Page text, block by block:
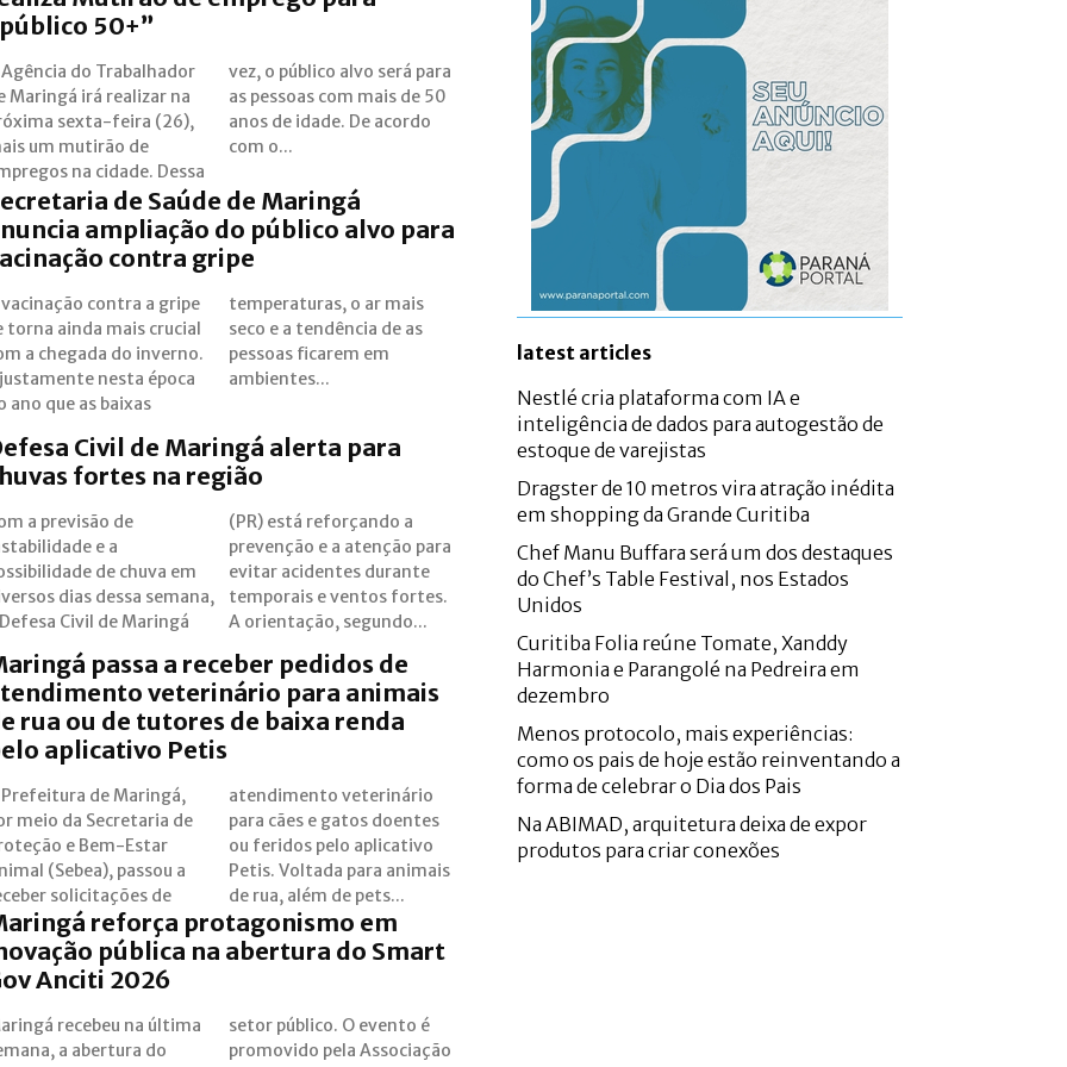
50+”
Maringá irá realizar na
sexta-feira (26),
um mutirão de
na cidade. Dessa
pessoas com mais de 50
de idade. De acordo
com o...
de Saúde de Maringá
ampliação do público alvo para
contra gripe
contra a gripe
torna ainda mais crucial
a chegada do inverno.
justamente nesta época
ano que as baixas
o ar mais
e a tendência de as
ficarem em
ambientes...
Civil de Maringá alerta para
fortes na região
a previsão de
e a
de chuva em
dias dessa semana,
Civil de Maringá
está reforçando a
e a atenção para
acidentes durante
e ventos fortes.
A orientação, segundo...
passa a receber pedidos de
veterinário para animais
rua ou de tutores de baixa renda
aplicativo Petis
Prefeitura de Maringá,
meio da Secretaria de
e Bem-Estar
(Sebea), passou a
solicitações de
veterinário
cães e gatos doentes
feridos pelo aplicativo
Voltada para animais
de rua, além de pets...
reforça protagonismo em
pública na abertura do Smart
Anciti 2026
recebeu na última
a abertura do
público. O evento é
pela Associação
latest articles
Nestlé cria plataforma com IA e
inteligência de dados para autogestão de
estoque de varejistas
Dragster de 10 metros vira atração inédita
em shopping da Grande Curitiba
Chef Manu Buffara será um dos destaques
do Chef’s Table Festival, nos Estados
Unidos
Curitiba Folia reúne Tomate, Xanddy
Harmonia e Parangolé na Pedreira em
dezembro
Menos protocolo, mais experiências:
como os pais de hoje estão reinventando a
forma de celebrar o Dia dos Pais
Na ABIMAD, arquitetura deixa de expor
produtos para criar conexões